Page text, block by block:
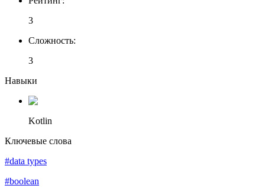
3
Сложность:
3
Навыки
Kotlin
Ключевые слова
#data types
#boolean